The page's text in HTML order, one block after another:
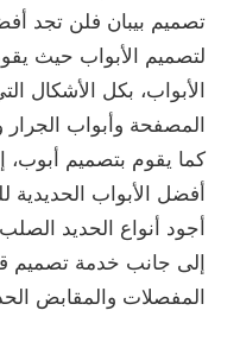
تصميم بيبان فلن تجد
لتصميم الأبواب حيث
الأبواب، بكل الأشكال
المصفحة وأبواب
كما يقوم بتصميم
أفضل الأبواب الحديدية
أجود أنواع الحديد
إلى جانب خدمة تصميم
المفصلات والمقابض